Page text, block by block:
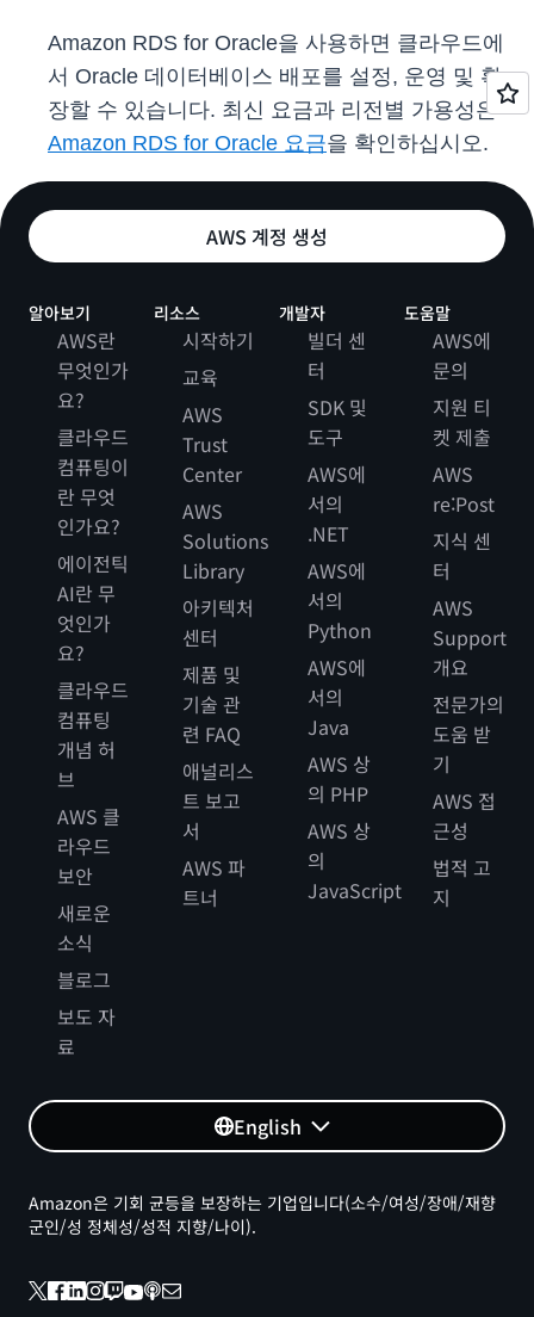
Amazon RDS for Oracle을 사용하면 클라우드에
서 Oracle 데이터베이스 배포를 설정, 운영 및 확
장할 수 있습니다. 최신 요금과 리전별 가용성은
Amazon RDS for Oracle 요금을 확인하십시오.
AWS 계정 생성
알아보기
AWS란
무엇인가
요?
클라우드
컴퓨팅이
란 무엇
인가요?
에이전틱
AI란 무
엇인가
요?
클라우드
컴퓨팅
개념 허
브
AWS 클
라우드
보안
새로운
소식
블로그
보도 자
료
리소스
시작하기
교육
AWS
Trust
Center
AWS
Solutions
Library
아키텍처
센터
제품 및
기술 관
련 FAQ
애널리스
트 보고
서
AWS 파
트너
개발자
빌더 센
터
SDK 및
도구
AWS에
서의
.NET
AWS에
서의
Python
AWS에
서의
Java
AWS 상
의 PHP
AWS 상
의
JavaScript
도움말
AWS에
문의
지원 티
켓 제출
AWS
re:Post
지식 센
터
AWS
Support
개요
전문가의
도움 받
기
AWS 접
근성
법적 고
지
English
Amazon은 기회 균등을 보장하는 기업입니다(소수/여성/장애/재향
군인/성 정체성/성적 지향/나이).